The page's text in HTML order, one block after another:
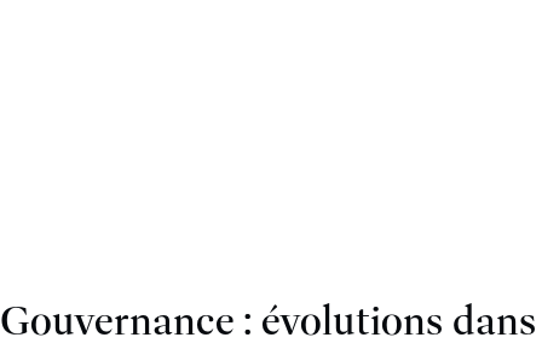
Gouvernance : évolutions dans